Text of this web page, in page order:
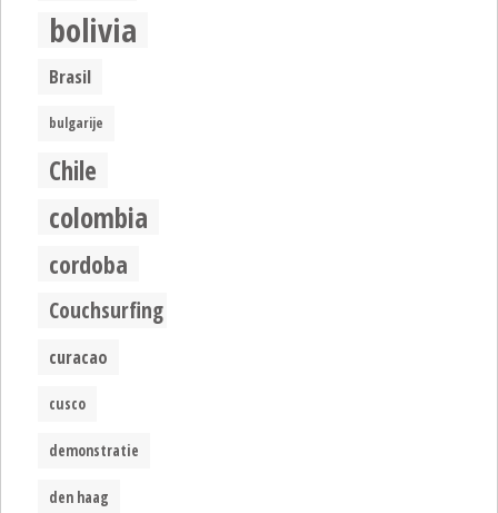
bolivia
Brasil
bulgarije
Chile
colombia
cordoba
Couchsurfing
curacao
cusco
demonstratie
den haag